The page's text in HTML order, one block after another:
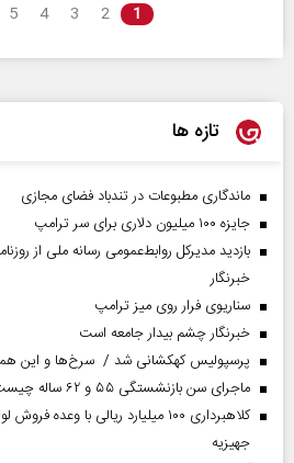
1
2
3
4
5
تازه ها
ماندگاری مطبوعات در تندباد فضای مجازی
جایزه ۱۰۰ میلیون دلاری برای سر ترامپ
بازدید مدیرکل روابط‌عمومی رسانه ملی از
خبرنگار
سناریوی فرار روی میز ترامپ
خبرنگار چشم بیدار جامعه است
پرسپولیس کهکشانی شد / سرخ‌ها و این
ماجرای سن بازنشستگی ۵۵ و ۶۲ ساله چیست؟
کلاهبرداری ۱۰۰ میلیارد ریالی با
جهیزیه